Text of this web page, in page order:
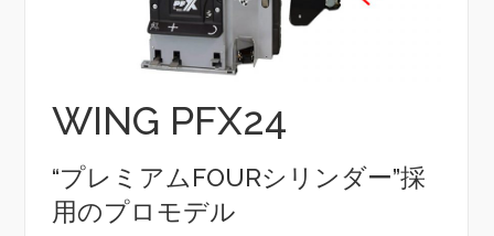
WING PFX24
“プレミアムFOURシリンダー”採
用のプロモデル